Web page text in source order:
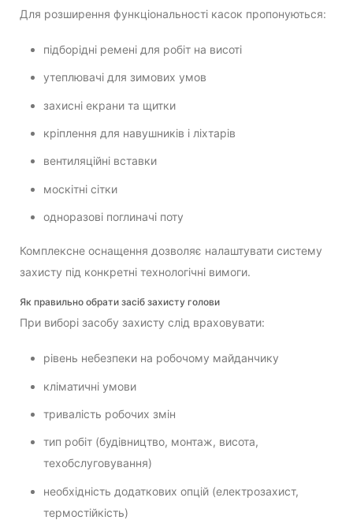
Для розширення функціональності касок пропонуються:
підборідні ремені для робіт на висоті
утеплювачі для зимових умов
захисні екрани та щитки
кріплення для навушників і ліхтарів
вентиляційні вставки
москітні сітки
одноразові поглиначі поту
Комплексне оснащення дозволяє налаштувати систему
захисту під конкретні технологічні вимоги.
Як правильно обрати засіб захисту голови
При виборі засобу захисту слід враховувати:
рівень небезпеки на робочому майданчику
кліматичні умови
тривалість робочих змін
тип робіт (будівництво, монтаж, висота,
техобслуговування)
необхідність додаткових опцій (електрозахист,
термостійкість)